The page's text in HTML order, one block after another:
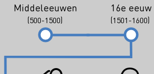
Middeleeuwen
(500-1500)
16e eeuw
(1501-1600)